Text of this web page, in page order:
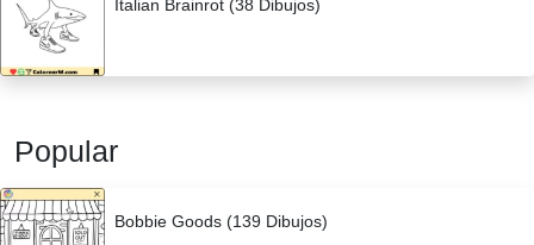
Italian Brainrot (38 Dibujos)
Popular
Bobbie Goods (139 Dibujos)